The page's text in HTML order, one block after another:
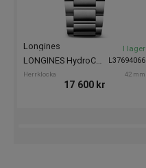
L37694066
Longines
Herrklocka 42 mm
LONGINES HydroConquest Quartz 42mm
I lager
17 600 kr